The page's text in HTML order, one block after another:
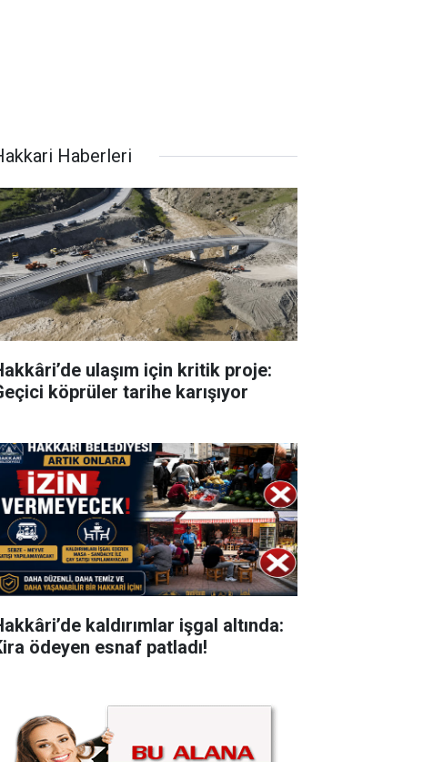
Haberleri
ulaşım için kritik proje:
köprüler tarihe karışıyor
kaldırımlar işgal altında:
ödeyen esnaf patladı!